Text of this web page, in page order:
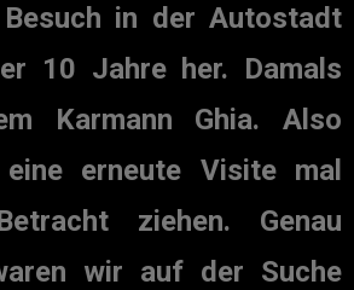
in der Autostadt
10 Jahre her. Damals
Karmann Ghia. Also
erneute Visite mal
ziehen. Genau
wir auf der Suche